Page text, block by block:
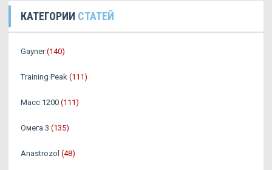
КАТЕГОРИИ СТАТЕЙ
Gayner (140)
Training Peak (111)
Масс 1200 (111)
Омега 3 (135)
Аnastrozol (48)